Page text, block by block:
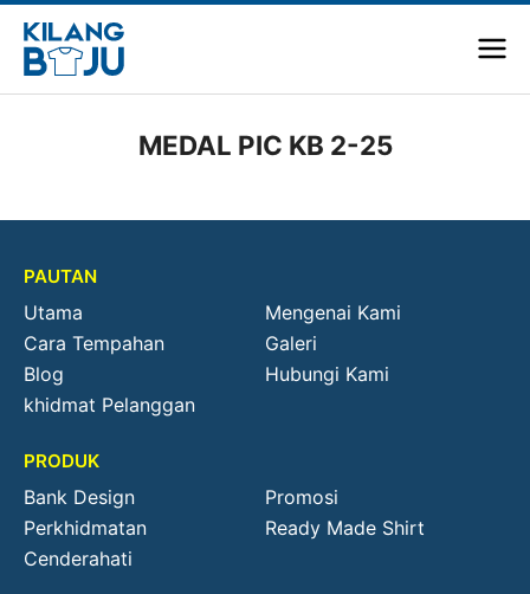
MEDAL PIC KB 2-25
PAUTAN
Utama
Mengenai Kami
Cara Tempahan
Galeri
Blog
Hubungi Kami
khidmat Pelanggan
PRODUK
Bank Design
Promosi
Perkhidmatan
Ready Made Shirt
Cenderahati